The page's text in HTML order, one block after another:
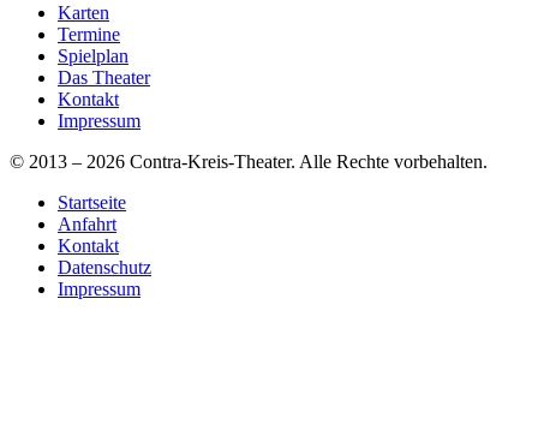
Karten
Termine
Spielplan
Das Theater
Kontakt
Impressum
© 2013 – 2026 Contra-Kreis-Theater. Alle Rechte vorbehalten.
Startseite
Anfahrt
Kontakt
Datenschutz
Impressum